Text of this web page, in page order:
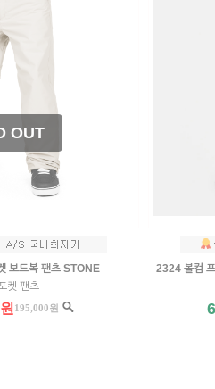
보드복 팬츠 STONE
켓 팬츠
195,000원
2324 볼컴